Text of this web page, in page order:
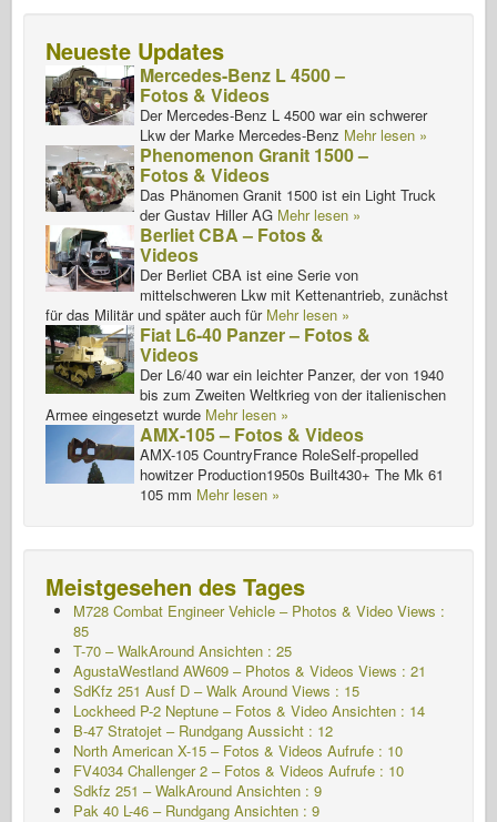
Neueste Updates
Mercedes-Benz L 4500 –
Fotos & Videos
Der Mercedes-Benz L 4500 war ein schwerer
Lkw der Marke Mercedes-Benz Mehr lesen »
Phenomenon Granit 1500 –
Fotos & Videos
Das Phänomen Granit 1500 ist ein Light Truck
der Gustav Hiller AG Mehr lesen »
Berliet CBA – Fotos &
Videos
Der Berliet CBA ist eine Serie von
mittelschweren Lkw mit Kettenantrieb, zunächst
für das Militär und später auch für Mehr lesen »
Fiat L6-40 Panzer – Fotos &
Videos
Der L6/40 war ein leichter Panzer, der von 1940
bis zum Zweiten Weltkrieg von der italienischen
Armee eingesetzt wurde Mehr lesen »
AMX-105 – Fotos & Videos
AMX-105 CountryFrance RoleSelf-propelled
howitzer Production1950s Built430+ The Mk 61
105 mm Mehr lesen »
Meistgesehen des Tages
M728 Combat Engineer Vehicle – Photos & Video Views :
85
T-70 – WalkAround Ansichten : 25
AgustaWestland AW609 – Photos & Videos Views : 21
SdKfz 251 Ausf D – Walk Around Views : 15
Lockheed P-2 Neptune – Fotos & Video Ansichten : 14
B-47 Stratojet – Rundgang Aussicht : 12
North American X-15 – Fotos & Videos Aufrufe : 10
FV4034 Challenger 2 – Fotos & Videos Aufrufe : 10
Sdkfz 251 – WalkAround Ansichten : 9
Pak 40 L-46 – Rundgang Ansichten : 9